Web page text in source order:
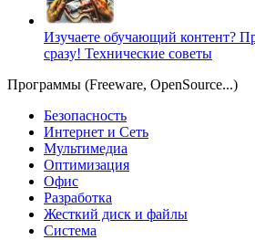
Изучаете обучающий контент?
сразу! Технические советы
Программы (Freeware, OpenSource...)
Безопасность
Интернет и Сеть
Мультимедиа
Оптимизация
Офис
Разработка
Жесткий диск и файлы
Система